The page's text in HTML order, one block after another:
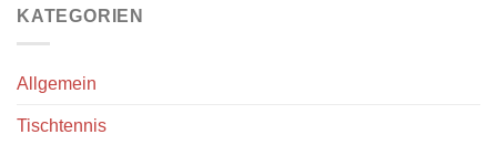
KATEGORIEN
Allgemein
Tischtennis